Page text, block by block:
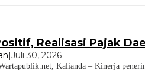
Realisasi Pajak
Juli 30, 2026
Kalianda – Kinerja